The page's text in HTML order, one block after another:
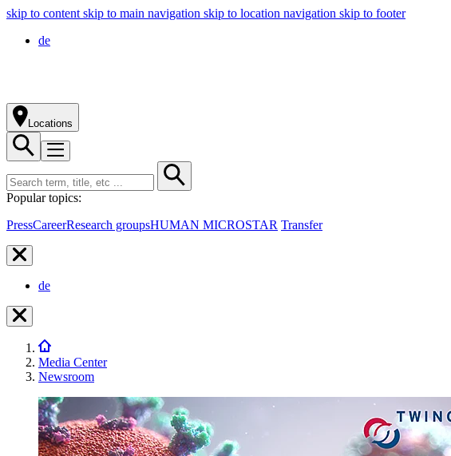
skip to content skip to main navigation skip to location navigation skip to footer
de
Locations
Popular topics:
PressCareerResearch groupsHUMAN MICROSTAR Transfer
de
Media Center
Newsroom